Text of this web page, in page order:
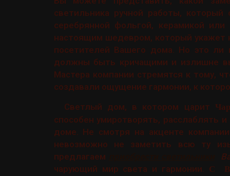
светильника ручной работы,
серебрянной фольгой, керамикой
настоящим шедевром, который укажет
посетителей Вашего дома. Но это ли
должны быть кричащими и излишне
Мастера компании стремятся к тому,
создавали ощущение гармонии, к
Светлый дом, в котором царит
способен умиротворять,
доме. Не смотря на акценте
невозможно не заметить всю ту
предлагаем
чарующий мир света и гармонии. С